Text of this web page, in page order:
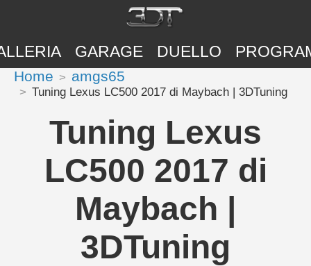
GARAGE DUELLO
Home amgs65
Tuning Lexus LC500 2017 di Maybach | 3DTuning
Tuning Lexus
LC500 2017 di
Maybach |
3DTuning